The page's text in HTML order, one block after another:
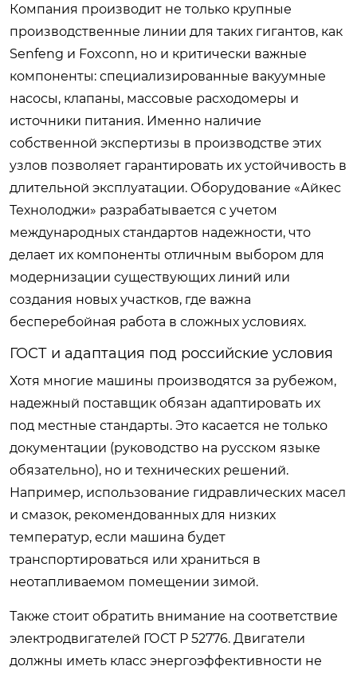
Компания производит не только крупные
производственные линии для таких гигантов, как
Senfeng и Foxconn, но и критически важные
компоненты: специализированные вакуумные
насосы, клапаны, массовые расходомеры и
источники питания. Именно наличие
собственной экспертизы в производстве этих
узлов позволяет гарантировать их устойчивость в
длительной эксплуатации. Оборудование «Айкес
Технолоджи» разрабатывается с учетом
международных стандартов надежности, что
делает их компоненты отличным выбором для
модернизации существующих линий или
создания новых участков, где важна
бесперебойная работа в сложных условиях.
ГОСТ и адаптация под российские условия
Хотя многие машины производятся за рубежом,
надежный поставщик обязан адаптировать их
под местные стандарты. Это касается не только
документации (руководство на русском языке
обязательно), но и технических решений.
Например, использование гидравлических масел
и смазок, рекомендованных для низких
температур, если машина будет
транспортироваться или храниться в
неотапливаемом помещении зимой.
Также стоит обратить внимание на соответствие
электродвигателей ГОСТ Р 52776. Двигатели
должны иметь класс энергоэффективности не